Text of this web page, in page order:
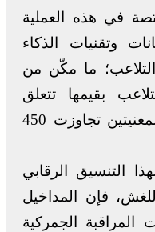
في هذه العملية
وتقنيات الذكاء
ما مكّن من
بقيمها تتعلق
بمعاملات تجارية للشركتين المعنيتين تجاوزت 450
التنسيق الرقابي
فإن المداخيل
المراقبة الجمركية